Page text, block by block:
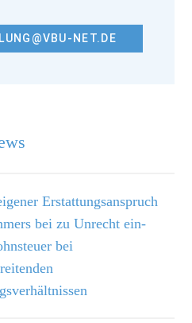
Erstattungsanspruch
bei zu Unrecht ein­
bei
NET.DE